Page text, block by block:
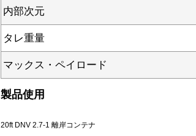
内部次元
タレ重量
マックス・ペイロード
製品使用
20ft DNV 2.7-1 離岸コンテナ